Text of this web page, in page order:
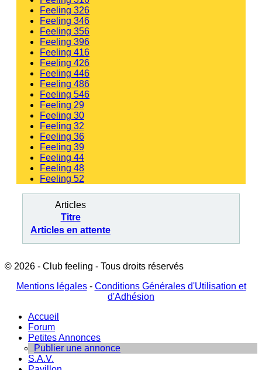
Feeling 326
Feeling 346
Feeling 356
Feeling 396
Feeling 416
Feeling 426
Feeling 446
Feeling 486
Feeling 546
Feeling 29
Feeling 30
Feeling 32
Feeling 36
Feeling 39
Feeling 44
Feeling 48
Feeling 52
Articles
Titre
Articles en attente
© 2026 - Club feeling - Tous droits réservés
Mentions légales- Conditions Générales d'Utilisation et
d'Adhésion
Accueil
Forum
Petites Annonces
Publier une annonce
S.A.V.